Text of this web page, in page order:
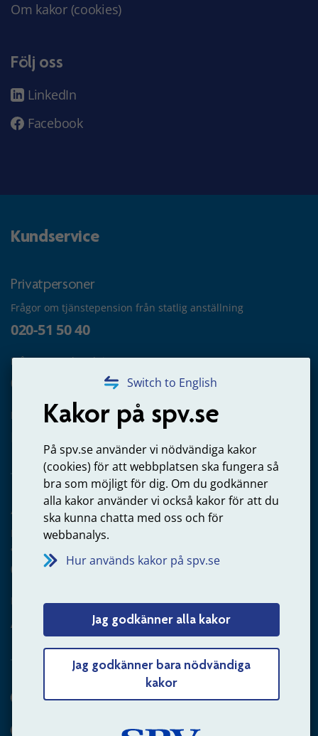
Switch to English
Kakor på spv.se
På spv.se använder vi nödvändiga kakor
(cookies) för att webbplatsen ska fungera så
bra som möjligt för dig. Om du godkänner
alla kakor använder vi också kakor för att du
ska kunna chatta med oss och för
webbanalys.
Hur används kakor på spv.se
Jag godkänner alla kakor
Jag godkänner bara nödvändiga
kakor
Om kakor (cookies)
Följ oss
LinkedIn
Facebook
Kundservice
Privatpersoner
Frågor om tjänstepension från statlig anställning
020-51 50 40
Frågor om utbetalning
020-65 00 65
Kontakta oss
Arbetsgivare
Frågor om administration av tjänstepension från statlig
anställning
060-18 75 03
Kontakta oss
Arbetsgivare – skicka mejl till oss
Hitta svaret på din fråga
Andra sätt att kontakta oss